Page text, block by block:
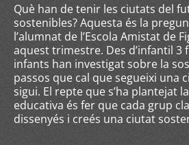
Què han de tenir les ciutats del
sostenibles? Aquesta és la
l’alumnat de l’Escola Amistat de
aquest trimestre. Des d’infantil 3
infants han investigat sobre la
passos que cal que segueixi una
sigui. El repte que s’ha plantejat
educativa és fer que cada grup
dissenyés i creés una ciutat